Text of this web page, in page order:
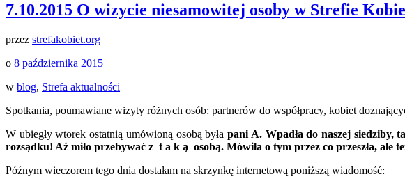
7.10.2015 O wizycie niesamowitej osoby w Strefie
przez strefakobiet.org
o 8 października 2015
w blog, Strefa aktualności
Spotkania, poumawiane wizyty różnych osób: partnerów do współpracy, kobiet
W ubiegły wtorek ostatnią umówioną osobą byłapani A. Wpadła do naszej siedziby,
rozsądku! Aż miło przebywać z t a k ą osobą. Mówiła o tym przez co przeszła, ale
Późnym wieczorem tego dnia dostałam na skrzynkę internetową poniższą wiadomość: